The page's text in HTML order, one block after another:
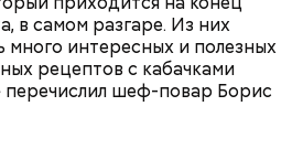
в самом разгаре. Из них
интересных и полезных
рецептов с кабачками
перечислил шеф-повар Борис